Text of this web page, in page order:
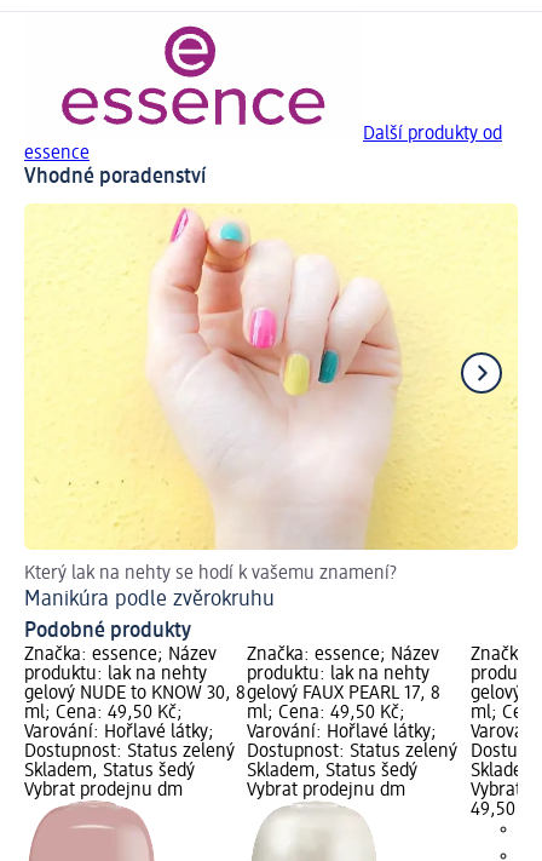
Další produkty od
essence
Vhodné poradenství
Který lak na nehty se hodí k vašemu znamení?
Manikúra podle zvěrokruhu
Podobné produkty
Značka: essence; Název
produktu: lak na nehty
gelový NUDE to KNOW 30, 8
ml; Cena: 49,50 Kč;
Varování: Hořlavé látky;
Dostupnost: Status zelený
Skladem, Status šedý
Vybrat prodejnu dm
Značka: essence; Název
produktu: lak na nehty
gelový FAUX PEARL 17, 8
ml; Cena: 49,50 Kč;
Varování: Hořlavé látky;
Dostupnost: Status zelený
Skladem, Status šedý
Vybrat prodejnu dm
Značka:
gelový
ml;
Vybrat
49,50 Kč